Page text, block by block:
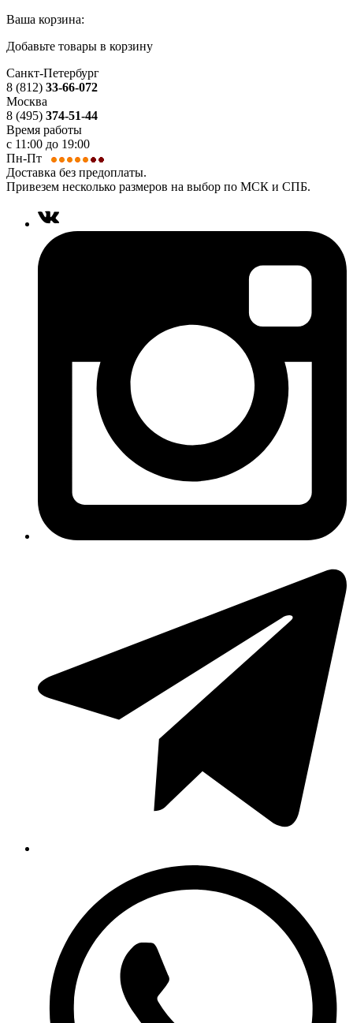
Ваша корзина:
Добавьте товары в корзину
Санкт-Петербург
8 (812) 33-66-072
Москва
8 (495) 374-51-44
Время работы
с 11:00 до 19:00
Пн-Пт
Доставка без предоплаты.
Привезем несколько размеров на выбор по МСК и СПБ.